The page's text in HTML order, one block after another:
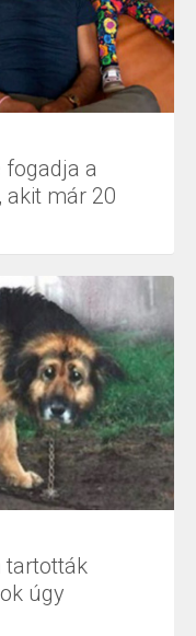
fogadja a
akit már 20
tartották
úgy